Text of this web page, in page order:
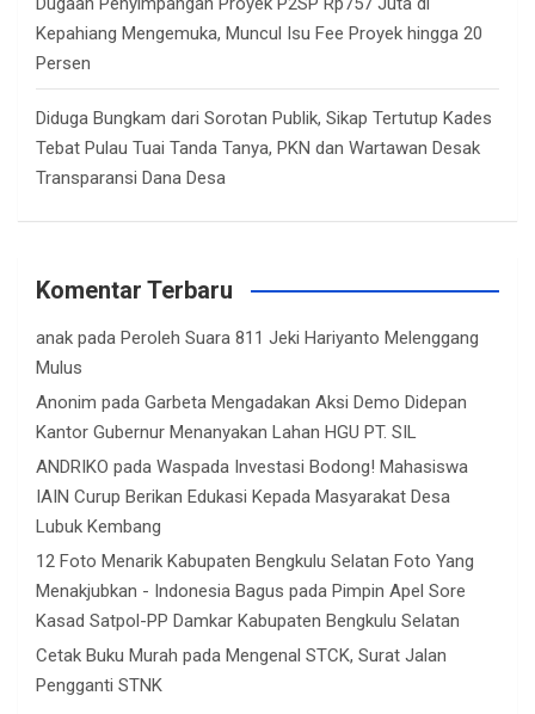
Kepahiang Mengemuka, Muncul Isu Fee Proyek hingga 20
Persen
Diduga Bungkam dari Sorotan Publik, Sikap Tertutup Kades
Tebat Pulau Tuai Tanda Tanya, PKN dan Wartawan Desak
Transparansi Dana Desa
Komentar Terbaru
anak pada Peroleh Suara 811 Jeki Hariyanto Melenggang
Mulus
Anonim pada Garbeta Mengadakan Aksi Demo Didepan
Kantor Gubernur Menanyakan Lahan HGU PT. SIL
ANDRIKO pada Waspada Investasi Bodong! Mahasiswa
IAIN Curup Berikan Edukasi Kepada Masyarakat Desa
Lubuk Kembang
12 Foto Menarik Kabupaten Bengkulu Selatan Foto Yang
Menakjubkan - Indonesia Bagus pada Pimpin Apel Sore
Kasad Satpol-PP Damkar Kabupaten Bengkulu Selatan
Cetak Buku Murah pada Mengenal STCK, Surat Jalan
Pengganti STNK